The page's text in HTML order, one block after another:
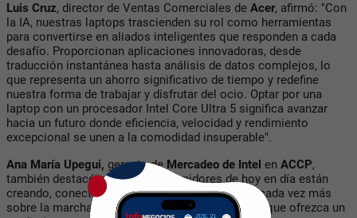
Luis Cruz, director de Ventas Comerciales de Acer, afirmó: "Con
la IA, nuestras laptops trascienden su rol como herramientas
para convertirse en aliados inteligentes que responden a cada
desafío. Proporcionan aplicaciones innovadoras, desde
traducción instantánea hasta análisis de datos complejos, lo
que representa un ahorro significativo de tiempo y redefine
nuestra forma de trabajar y disfrutar del ocio. Optar por una
laptop con un procesador Intel Core Ultra 5 significa avanzar
hacia un futuro donde eficiencia, velocidad y rendimiento
excepcional se unen a la comodidad insuperable".
Ana María Upegui, gerente deMercadeo de Intel en ACCP,
también destacó que “los consumidores de hoy en día están
creando, conectándose, jugando y aprendiendo cada vez más
sobre la marcha, por lo que necesitan un equipo que ofrezca un